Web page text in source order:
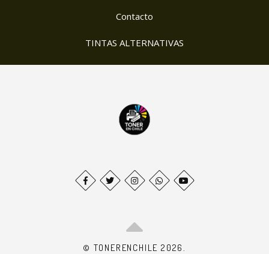
Contacto
TINTAS ALTERNATIVAS
© TONERENCHILE 2026.